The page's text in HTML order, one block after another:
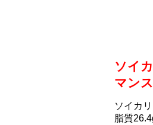
ソイ
マン
ソイカ
脂質